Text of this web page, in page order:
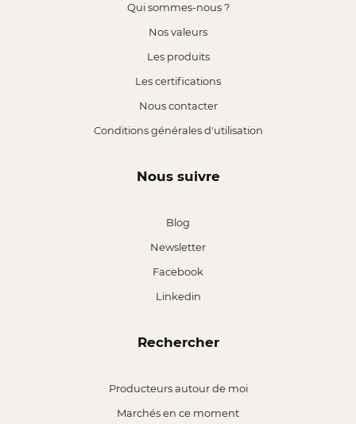
Qui sommes-nous ?
Nos valeurs
Les produits
Les certifications
Nous contacter
Conditions générales d'utilisation
Nous suivre
Blog
Newsletter
Facebook
Linkedin
Rechercher
Producteurs autour de moi
Marchés en ce moment